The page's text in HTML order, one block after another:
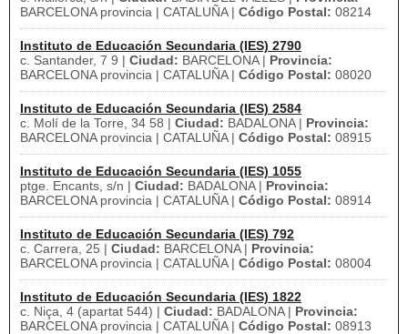
BARCELONA provincia | CATALUÑA | Código Postal: 08214
Instituto de Educación Secundaria (IES) 2790
c. Santander, 7 9 | Ciudad: BARCELONA | Provincia:
BARCELONA provincia | CATALUÑA | Código Postal: 08020
Instituto de Educación Secundaria (IES) 2584
c. Molí de la Torre, 34 58 | Ciudad: BADALONA | Provincia:
BARCELONA provincia | CATALUÑA | Código Postal: 08915
Instituto de Educación Secundaria (IES) 1055
ptge. Encants, s/n | Ciudad: BADALONA | Provincia:
BARCELONA provincia | CATALUÑA | Código Postal: 08914
Instituto de Educación Secundaria (IES) 792
c. Carrera, 25 | Ciudad: BARCELONA | Provincia:
BARCELONA provincia | CATALUÑA | Código Postal: 08004
Instituto de Educación Secundaria (IES) 1822
c. Niça, 4 (apartat 544) | Ciudad: BADALONA | Provincia:
BARCELONA provincia | CATALUÑA | Código Postal: 08913